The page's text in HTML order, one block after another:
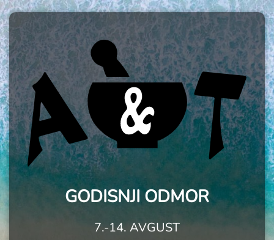
GODISNJI ODMOR
7.-14. AVGUST